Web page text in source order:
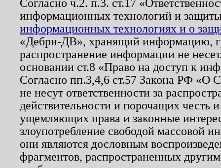
Согласно ч.2. п.3. ст.17
информационных технологий и
информационных технологиях и о
«Дебри-ДВ», хранящий информацию,
распространение информации не
основании ст.8 «Право на доступ к
Согласно пп.3,4,6 ст.57 Закона РФ «О
не несут ответственности за
действительности и порочащих честь
ущемляющих права и законные
злоупотребление свободой массовой
они являются дословным
фрагментов, распространенных